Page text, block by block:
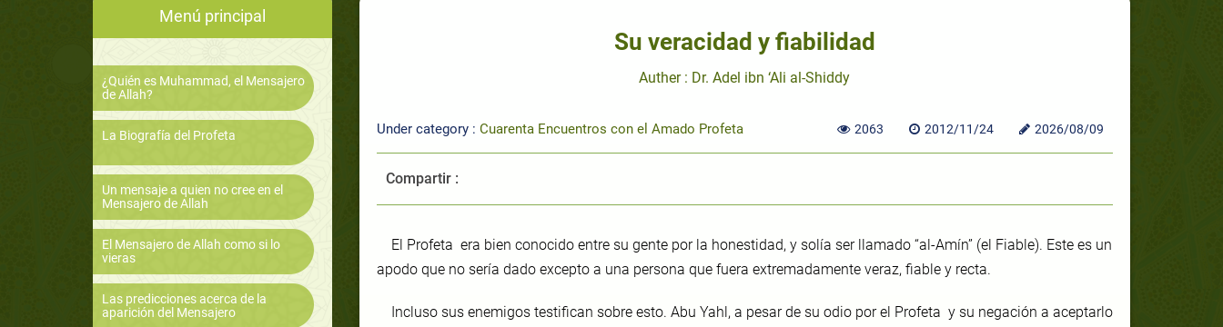
Menú principal
¿Quién es Muhammad, el Mensajero
de Allah?
La Biografía del Profeta
Un mensaje a quien no cree en el
Mensajero de Allah
El Mensajero de Allah como si lo
vieras
Las predicciones acerca de la
aparición del Mensajero
Su veracidad y fiabilidad
Auther : Dr. Adel ibn ‘Ali al-Shiddy
Under category : Cuarenta Encuentros con el Amado Profeta 2063 2012/11/24 2026/08/09
Compartir :
El Profeta era bien conocido entre su gente por la honestidad, y solía ser llamado “al-Amín” (el Fiable). Este es un
apodo que no sería dado excepto a una persona que fuera extremadamente veraz, fiable y recta.
Incluso sus enemigos testifican sobre esto. Abu Yahl, a pesar de su odio por el Profeta y su negación a aceptarlo